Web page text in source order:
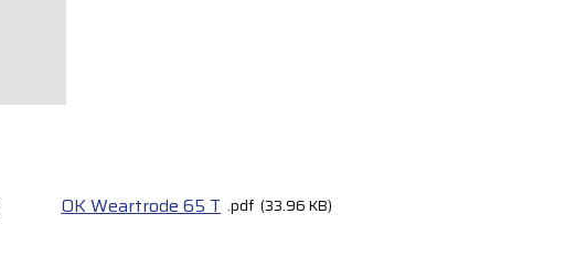
OK Weartrode 65 T pdf 33.96 KB